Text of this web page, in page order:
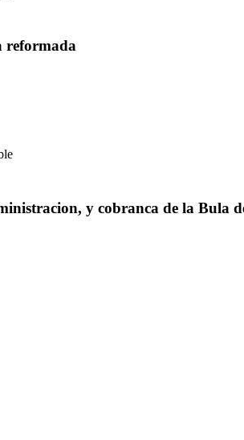
reformada
y cobranca de la Bula